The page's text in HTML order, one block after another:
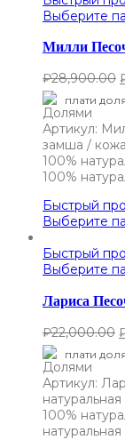
Выберите
Милли
₽28,900.00
плати
Артикул:
замша /
100%
100%
Быстрый
Выберите
Быстрый
Выберите
Лариса
₽22,000.00
плати
Артикул:
100%